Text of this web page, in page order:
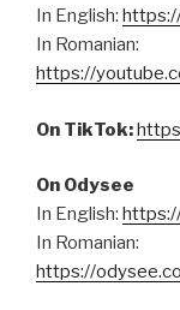
In English:
In Romanian:
https://
On TikTok:
On Odysee
In English:
In Romanian:
https://